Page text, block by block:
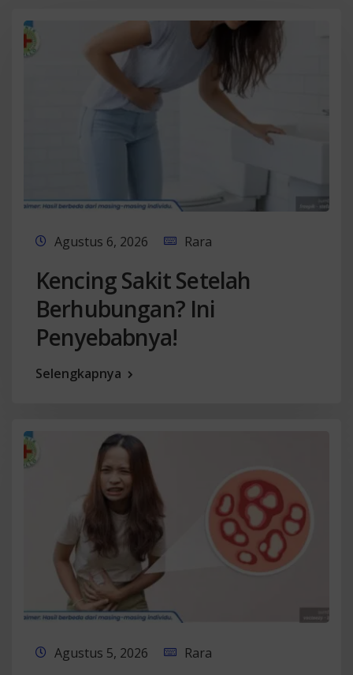
Agustus 6, 2026 Rara
Kencing Sakit Setelah
Berhubungan? Ini
Penyebabnya!
Selengkapnya
Agustus 5, 2026 Rara